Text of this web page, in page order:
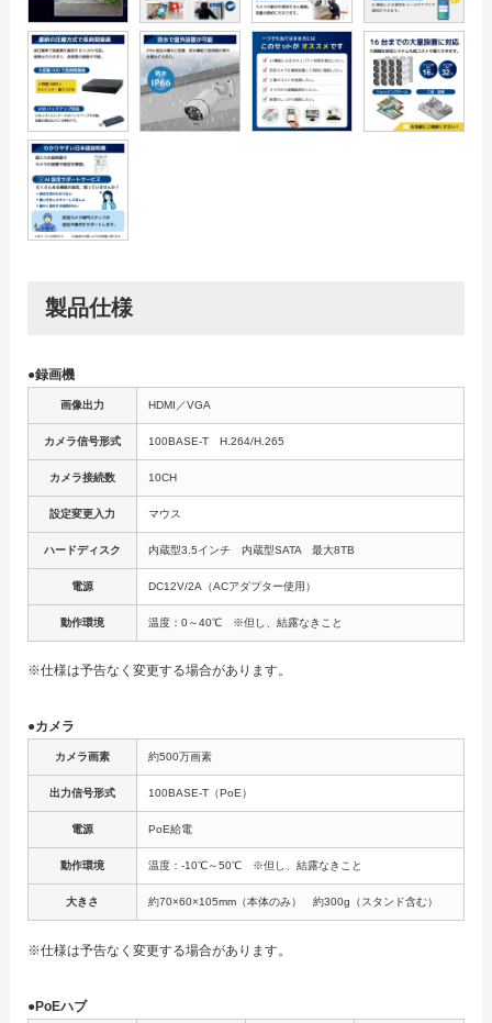
製品仕様
●録画機
画像出力 HDMI／VGA
カメラ信号形式 100BASE-T H.264/H.265
カメラ接続数 10CH
設定変更入力 マウス
ハードディスク 内蔵型3.5インチ 内蔵型SATA 最大8TB
電源 DC12V/2A（ACアダプター使用）
動作環境 温度：0～40℃ ※但し、結露なきこと
※仕様は予告なく変更する場合があります。
●カメラ
カメラ画素 約500万画素
出力信号形式 100BASE-T（PoE）
電源 PoE給電
動作環境 温度：-10℃～50℃ ※但し、結露なきこと
大きさ 約70×60×105mm（本体のみ） 約300g（スタンド含む）
※仕様は予告なく変更する場合があります。
●PoEハブ